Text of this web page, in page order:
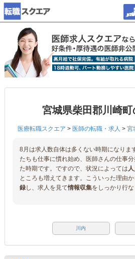
宮城県柴田郡川崎町
医療転職スクエア > 医師の転職・求人 > 宮
8月は求人数自体は多くない時期になりま
たちも仕事に慣れ始め、医師さんの仕事
た時期です。ですので、状況によっては
ところも増えてきます。こういった理由
録し、求人を見て情報収集をしっかり行な
川内